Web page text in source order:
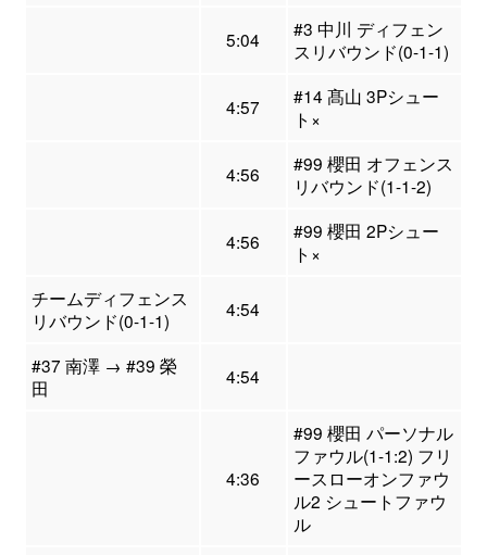
5:04
#3 中川 ディフェン
スリバウンド(0-1-1)
4:57
#14 髙山 3Pシュー
ト×
4:56
#99 櫻田 オフェンス
リバウンド(1-1-2)
4:56
#99 櫻田 2Pシュー
ト×
チームディフェンス
リバウンド(0-1-1)
4:54
#37 南澤 → #39 榮
田
4:54
4:36
#99 櫻田 パーソナル
ファウル(1-1:2) フリ
ースローオンファウ
ル2 シュートファウ
ル